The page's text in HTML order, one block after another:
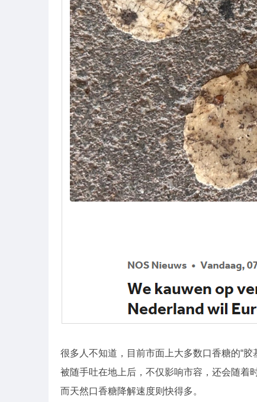
很多人不知道，目前市面上大多数口香糖的“
被随手吐在地上后，不仅影响市容，还会随着
而天然口香糖降解速度则快得多。